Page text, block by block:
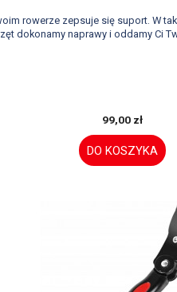
rowerze zepsuje się suport. W
dokonamy naprawy i oddamy Ci
99,00 zł
DO KOSZYKA